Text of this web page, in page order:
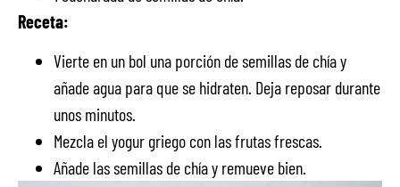
Receta:
Vierte en un bol una porción de semillas de chía y
añade agua para que se hidraten. Deja reposar durante
unos minutos.
Mezcla el yogur griego con las frutas frescas.
Añade las semillas de chía y remueve bien.